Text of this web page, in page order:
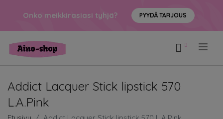
Onko meikkirasiasi tyhjä? PYYDÄ TARJOUS
Addict Lacquer Stick lipstick 570
L.A.Pink